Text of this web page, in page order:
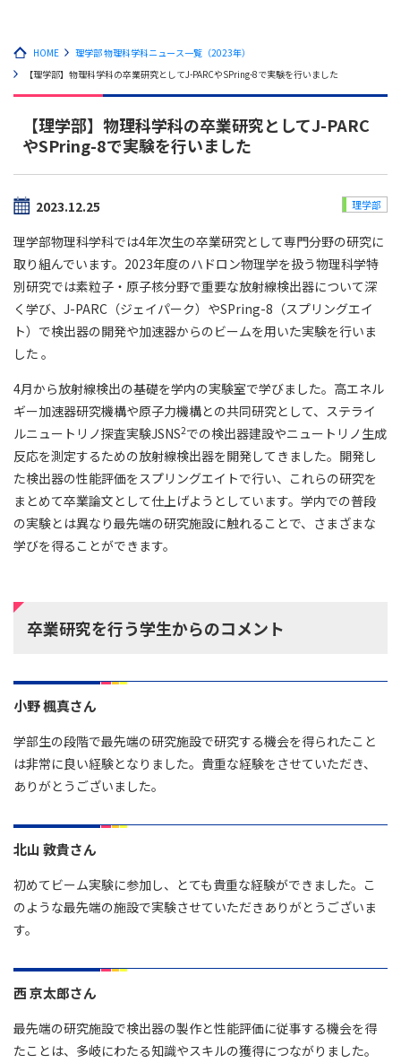
HOME
理学部 物理科学科ニュース一覧（2023年）
【理学部】物理科学科の卒業研究としてJ-PARCやSPring-8で実験を行いました
【理学部】物理科学科の卒業研究としてJ-PARC
やSPring-8で実験を行いました
2023.12.25 理学部
理学部物理科学科では4年次生の卒業研究として専門分野の研究に
取り組んでいます。2023年度のハドロン物理学を扱う物理科学特
別研究では素粒子・原子核分野で重要な放射線検出器について深
く学び、J-PARC（ジェイパーク）やSPring-8（スプリングエイ
ト）で検出器の開発や加速器からのビームを用いた実験を行いま
した 。
4月から放射線検出の基礎を学内の実験室で学びました。高エネル
ギー加速器研究機構や原子力機構との共同研究として、ステライ
ルニュートリノ探査実験JSNS2での検出器建設やニュートリノ生成
反応を測定するための放射線検出器を開発してきました。開発し
た検出器の性能評価をスプリングエイトで行い、これらの研究を
まとめて卒業論文として仕上げようとしています。学内での普段
の実験とは異なり最先端の研究施設に触れることで、さまざまな
学びを得ることができます。
卒業研究を行う学生からのコメント
小野 楓真さん
学部生の段階で最先端の研究施設で研究する機会を得られたこと
は非常に良い経験となりました。貴重な経験をさせていただき、
ありがとうございました。
北山 敦貴さん
初めてビーム実験に参加し、とても貴重な経験ができました。こ
のような最先端の施設で実験させていただきありがとうございま
す。
西 京太郎さん
最先端の研究施設で検出器の製作と性能評価に従事する機会を得
たことは、多岐にわたる知識やスキルの獲得につながりました。